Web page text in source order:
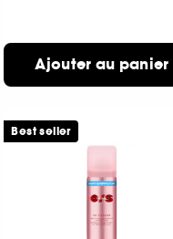
Ajouter au panier
Best seller